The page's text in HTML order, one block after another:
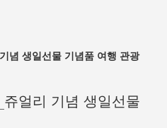
념 생일선물 기념품 여행 관광
얼리 기념 생일선물